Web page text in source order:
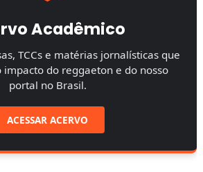
Acadêmico
TCCs e matérias jornalísticas que
impacto do reggaeton e do nosso
portal no Brasil.
ACESSAR ACERVO